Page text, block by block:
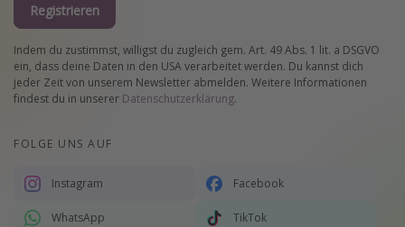
Registrieren
Indem du zustimmst, willigst du zugleich gem. Art. 49 Abs. 1 lit. a DSGVO
ein, dass deine Daten in den USA verarbeitet werden. Du kannst dich
jeder Zeit von unserem Newsletter abmelden. Weitere Informationen
findest du in unserer Datenschutzerklärung.
FOLGE UNS AUF
Instagram Facebook
WhatsApp TikTok